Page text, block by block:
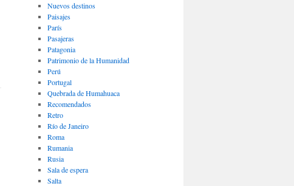
Nuevos destinos
Paisajes
Parí­s
Pasajeras
Patagonia
Patrimonio de la Humanidad
Perú
Portugal
Quebrada de Humahuaca
Recomendados
Retro
Río de Janeiro
Roma
Rumania
Rusia
Sala de espera
Salta